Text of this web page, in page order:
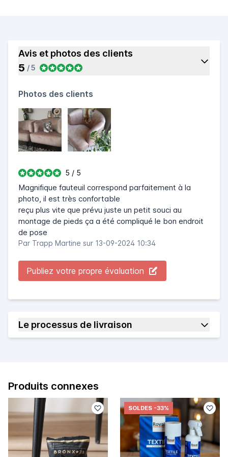
Avis et photos des clients
5 / 5
Photos des clients
5 / 5
Magnifique fauteuil correspond parfaitement à la
photo, il est très confortable
reçu plus vite que prévu juste un petit souci au
montage de pieds ça a été compliqué le bon endroit
de pose
Par Trapp Martine sur 13-09-2024 10:34
Publiez votre propre évaluation
Le processus de livraison
Produits connexes
SOLDES -33%